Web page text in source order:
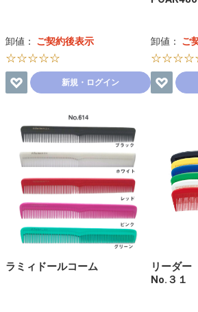
卸値： ご契約後表示
☆☆☆☆☆
新規・ログイン
卸値： ご
ラミィドールコーム
リーダ
No.３１